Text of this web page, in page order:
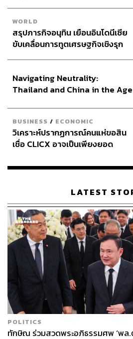
WORLD
สรุปภารกิจอนุทิน เยือนอินโดนีเซีย
ขับเคลื่อนการทูตเศรษฐกิจเชิงรุก
Navigating Neutrality:
Thailand and China in the Age
BUSINESS / ECONOMIC
วิเคราะห์ปรากฏการณ์คนแห่ขอสิน
เชื่อ CLICX อาจเป็นเพียงยอด
เรือนไทยที่ถูกซุกไว้
LATEST
POLITICS
ทักษิณ ร่วมสวดพระอภิธรรมศพ ‘พล.